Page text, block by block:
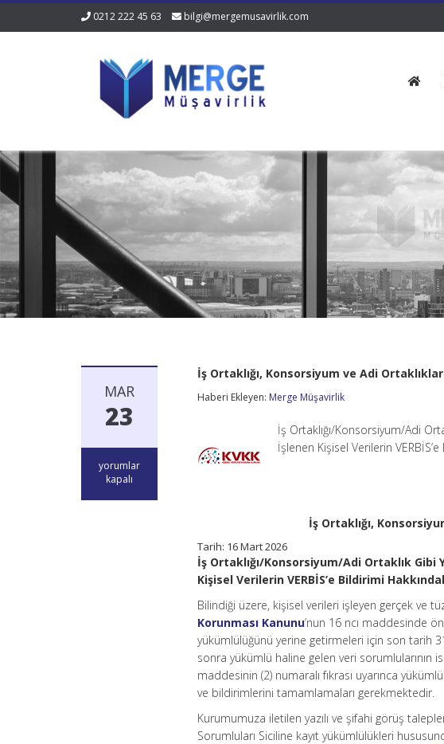
0212 222 45 63 bilgi@mergemusavirlik.com
MAR
23
İş
Ortaklığı,
yorumlar
kapalı
İş Ortaklığı, Konsorsiyum ve Adi
Haberi Ekleyen: Merge Müşavirlik
İş Ortaklığı/Konsorsiyum/Adi
İşlenen Kişisel Verilerin
İş Ortaklığı,
Tarih: 16 Mart 2026
İş Ortaklığı/Konsorsiyum/Adi Ortaklık
Kişisel Verilerin VERBİS’e Bildirimi
Bilindiği üzere, kişisel verileri işleyen gerçek ve
Korunması Kanunu’nun 16 ncı maddesinde
yükümlülüğünü yerine getirmeleri için son tarih
sonra yükümlü haline gelen veri sorumlularının
maddesinin (2) numaralı fıkrası uyarınca
ve bildirimlerini tamamlamaları gerekmektedir.
Kurumumuza iletilen yazılı ve şifahi görüş
Sorumluları Siciline kayıt yükümlülükleri